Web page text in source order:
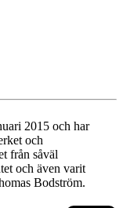
2015 och har
och
från såväl
och även varit
Bodström.